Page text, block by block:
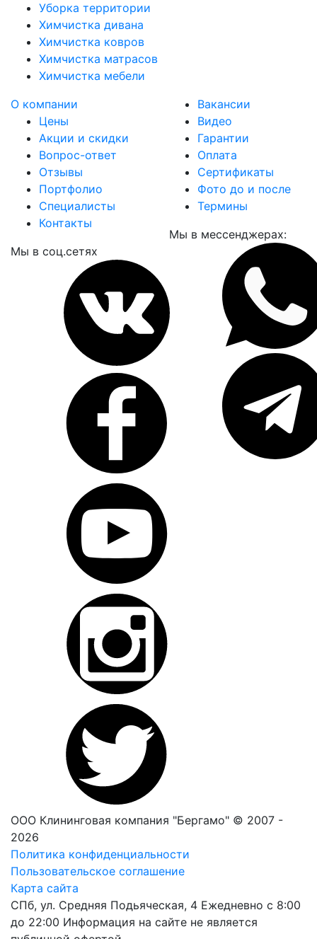
Уборка территории
Химчистка дивана
Химчистка ковров
Химчистка матрасов
Химчистка мебели
О компании
Цены
Акции и скидки
Вопрос-ответ
Отзывы
Портфолио
Специалисты
Контакты
Мы в соц.сетях
Вакансии
Видео
Гарантии
Оплата
Сертификаты
Фото до и после
Термины
Мы в мессенджерах:
ООО Клининговая компания "Бергамо" © 2007 -
2026
Политика конфиденциальности
Пользовательское соглашение
Карта сайта
СПб, ул. Средняя Подьяческая, 4 Ежедневно с 8:00
до 22:00 Информация на сайте не является